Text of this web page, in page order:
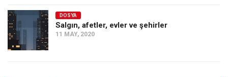
DOSYA
Salgın, afetler, evler ve şehirler
11 MAY, 2020